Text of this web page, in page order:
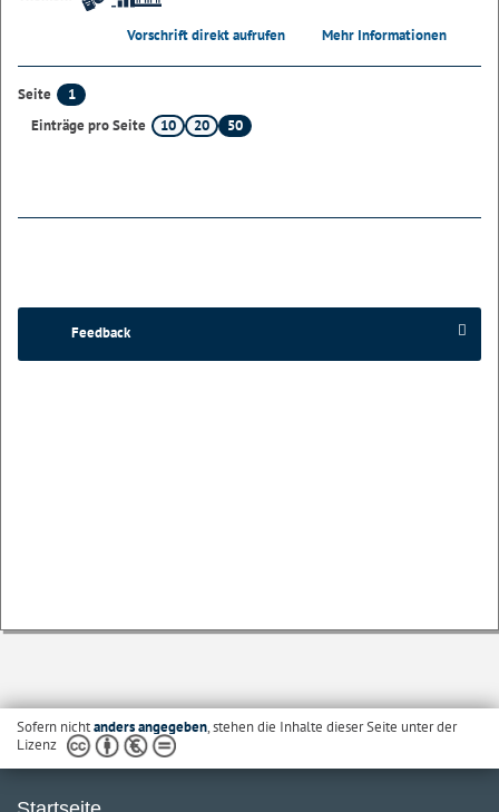
Vorschrift direkt aufrufen Mehr Informationen
Seite
1
Einträge pro Seite
10 20 50
Feedback
Sofern nichtanders angegeben, stehen die Inhalte dieser Seite unter der
Lizenz